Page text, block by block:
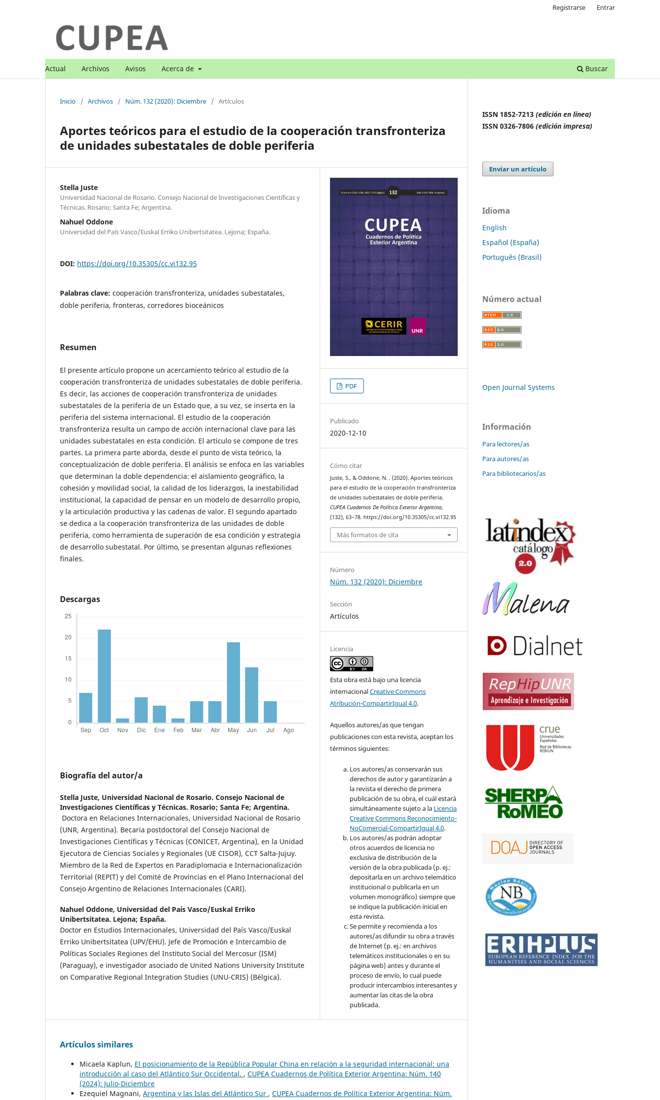
Actual Archivos Avisos Acerca de Buscar
Registrarse Entrar
Inicio / Archivos / Núm. 132 (2020): Diciembre / Artículos
Aportes teóricos para el estudio de la cooperación transfronteriza
de unidades subestatales de doble periferia
Stella Juste
Universidad Nacional de Rosario. Consejo Nacional de Investigaciones Científicas y
Técnicas. Rosario; Santa Fe; Argentina.
Nahuel Oddone
Universidad del País Vasco/Euskal Erriko Unibertsitatea. Lejona; España.
DOI: https://doi.org/10.35305/cc.vi132.95
Palabras clave: cooperación transfronteriza, unidades subestatales,
doble periferia, fronteras, corredores bioceánicos
Resumen
El presente artículo propone un acercamiento teórico al estudio de la
cooperación transfronteriza de unidades subestatales de doble periferia.
Es decir, las acciones de cooperación transfronteriza de unidades
subestatales de la periferia de un Estado que, a su vez, se inserta en la
periferia del sistema internacional. El estudio de la cooperación
transfronteriza resulta un campo de acción internacional clave para las
unidades subestatales en esta condición. El artículo se compone de tres
partes. La primera parte aborda, desde el punto de vista teórico, la
conceptualización de doble periferia. El análisis se enfoca en las variables
que determinan la doble dependencia: el aislamiento geográfico, la
cohesión y movilidad social, la calidad de los liderazgos, la inestabilidad
institucional, la capacidad de pensar en un modelo de desarrollo propio,
y la articulación productiva y las cadenas de valor. El segundo apartado
se dedica a la cooperación transfronteriza de las unidades de doble
periferia, como herramienta de superación de esa condición y estrategia
de desarrollo subestatal. Por último, se presentan algunas reflexiones
finales.
Descargas
Biografía del autor/a
Stella Juste, Universidad Nacional de Rosario. Consejo Nacional de
Investigaciones Científicas y Técnicas. Rosario; Santa Fe; Argentina.
Doctora en Relaciones Internacionales, Universidad Nacional de Rosario
(UNR, Argentina). Becaria postdoctoral del Consejo Nacional de
Investigaciones Científicas y Técnicas (CONICET, Argentina), en la Unidad
Ejecutora de Ciencias Sociales y Regionales (UE CISOR), CCT Salta-Jujuy.
Miembro de la Red de Expertos en Paradiplomacia e Internacionalización
Territorial (REPIT) y del Comité de Provincias en el Plano Internacional del
Consejo Argentino de Relaciones Internacionales (CARI).
Nahuel Oddone, Universidad del País Vasco/Euskal Erriko
Unibertsitatea. Lejona; España.
Doctor en Estudios Internacionales, Universidad del País Vasco/Euskal
Erriko Unibertsitatea (UPV/EHU). Jefe de Promoción e Intercambio de
Políticas Sociales Regiones del Instituto Social del Mercosur (ISM)
(Paraguay), e investigador asociado de United Nations University Institute
on Comparative Regional Integration Studies (UNU-CRIS) (Bélgica).
PDF
Publicado
2020-12-10
Cómo citar
Juste, S., & Oddone, N. . (2020). Aportes teóricos
para el estudio de la cooperación transfronteriza
de unidades subestatales de doble periferia.
CUPEA Cuadernos De Política Exterior Argentina,
(132), 63–78. https://doi.org/10.35305/cc.vi132.95
Más formatos de cita
Número
Núm. 132 (2020): Diciembre
Sección
Artículos
Licencia
Esta obra está bajo una licencia
internacionalCreative Commons
Atribución-CompartirIgual 4.0.
Aquellos autores/as que tengan
publicaciones con esta revista, aceptan los
términos siguientes:
Los autores/as conservarán sus
derechos de autor y garantizarán a
la revista el derecho de primera
publicación de su obra, el cuál estará
simultáneamente sujeto a la Licencia
Creative Commons Reconocimiento-
NoComercial-CompartirIgual 4.0.
Los autores/as podrán adoptar
otros acuerdos de licencia no
exclusiva de distribución de la
versión de la obra publicada (p. ej.:
depositarla en un archivo telemático
institucional o publicarla en un
volumen monográfico) siempre que
se indique la publicación inicial en
esta revista.
Se permite y recomienda a los
autores/as difundir su obra a través
de Internet (p. ej.: en archivos
telemáticos institucionales o en su
página web) antes y durante el
proceso de envío, lo cual puede
producir intercambios interesantes y
aumentar las citas de la obra
publicada.
Artículos similares
Micaela Kaplun, El posicionamiento de la República Popular China en relación a la seguridad internacional: una
introducción al caso del Atlántico Sur Occidental. , CUPEA Cuadernos de Política Exterior Argentina: Núm. 140
(2024): Julio-Diciembre
Ezequiel Magnani, Argentina y las Islas del Atlántico Sur , CUPEA Cuadernos de Política Exterior Argentina: Núm.
ISSN 1852-7213 (edición en línea)
ISSN 0326-7806 (edición impresa)
Enviar un artículo
Idioma
English
Español (España)
Português (Brasil)
Número actual
Open Journal Systems
Información
Para lectores/as
Para autores/as
Para bibliotecarios/as